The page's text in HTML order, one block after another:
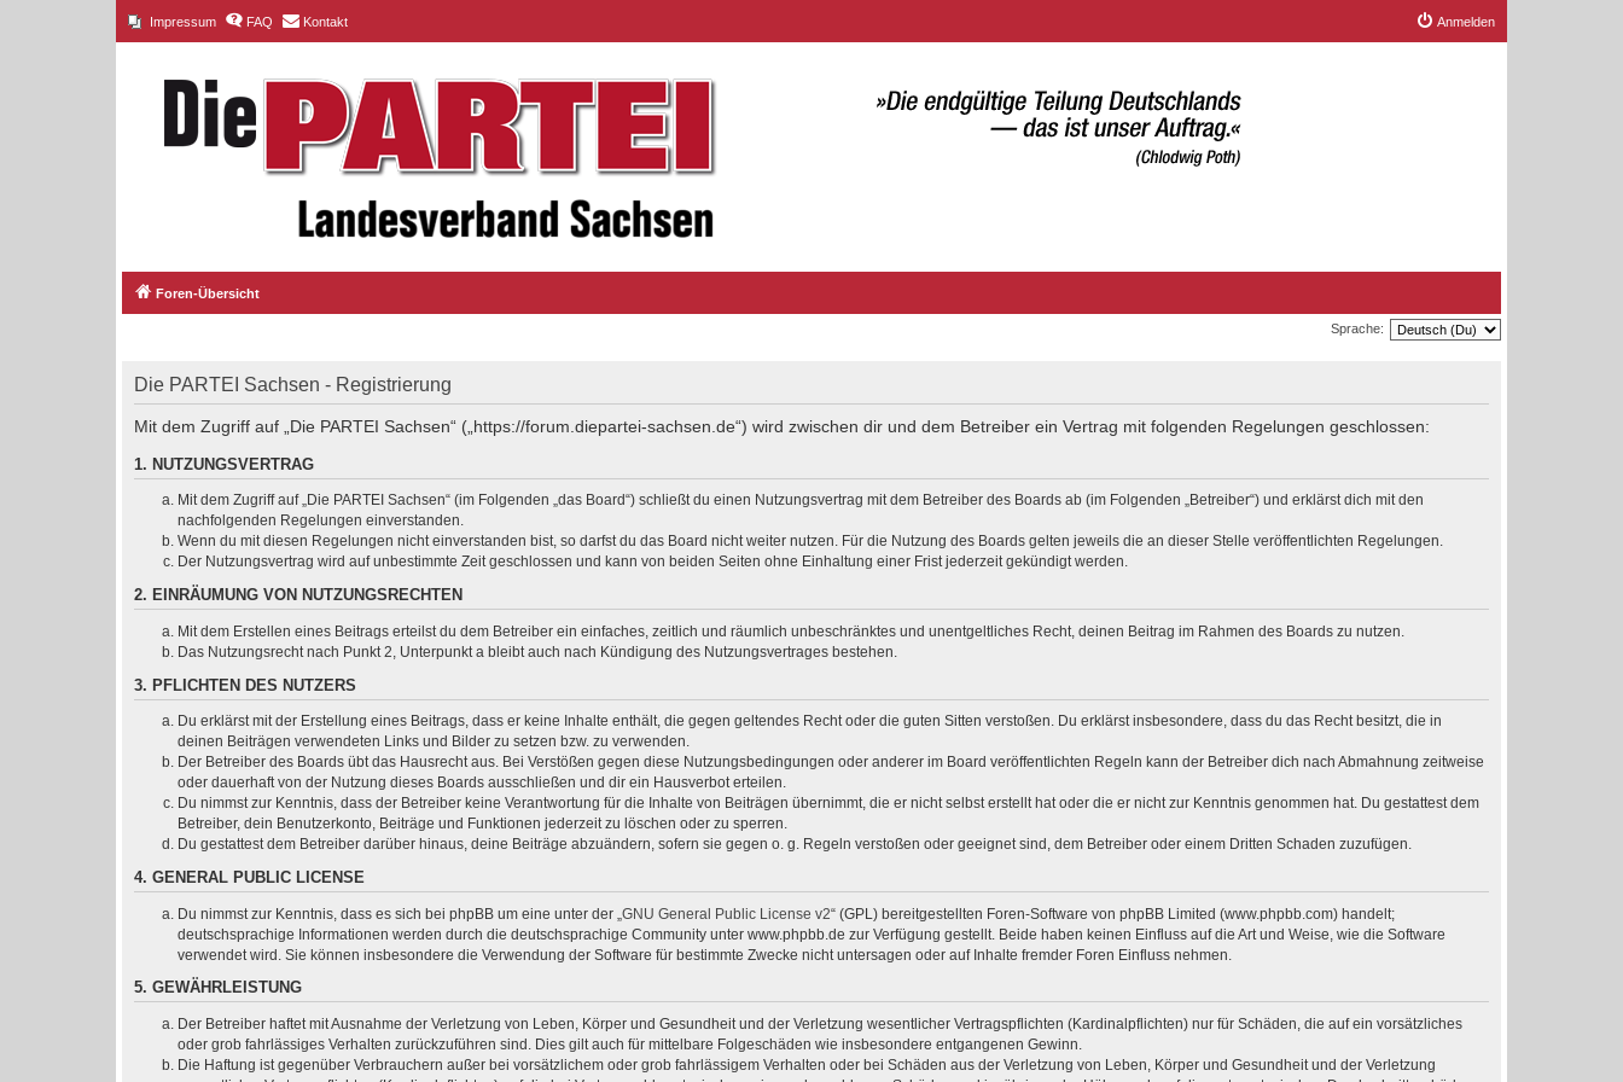
Impressum FAQ Kontakt Anmelden
Foren-Übersicht
Sprache:
Die PARTEI Sachsen - Registrierung
Mit dem Zugriff auf „Die PARTEI Sachsen“ („https://forum.diepartei-sachsen.de“) wird zwischen dir und dem Betreiber ein Vertrag mit folgenden Regelungen geschlossen:
1. NUTZUNGSVERTRAG
Mit dem Zugriff auf „Die PARTEI Sachsen“ (im Folgenden „das Board“) schließt du einen Nutzungsvertrag mit dem Betreiber des Boards ab (im Folgenden „Betreiber“) und erklärst dich mit den
nachfolgenden Regelungen einverstanden.
Wenn du mit diesen Regelungen nicht einverstanden bist, so darfst du das Board nicht weiter nutzen. Für die Nutzung des Boards gelten jeweils die an dieser Stelle veröffentlichten Regelungen.
Der Nutzungsvertrag wird auf unbestimmte Zeit geschlossen und kann von beiden Seiten ohne Einhaltung einer Frist jederzeit gekündigt werden.
2. EINRÄUMUNG VON NUTZUNGSRECHTEN
Mit dem Erstellen eines Beitrags erteilst du dem Betreiber ein einfaches, zeitlich und räumlich unbeschränktes und unentgeltliches Recht, deinen Beitrag im Rahmen des Boards zu nutzen.
Das Nutzungsrecht nach Punkt 2, Unterpunkt a bleibt auch nach Kündigung des Nutzungsvertrages bestehen.
3. PFLICHTEN DES NUTZERS
Du erklärst mit der Erstellung eines Beitrags, dass er keine Inhalte enthält, die gegen geltendes Recht oder die guten Sitten verstoßen. Du erklärst insbesondere, dass du das Recht besitzt, die in
deinen Beiträgen verwendeten Links und Bilder zu setzen bzw. zu verwenden.
Der Betreiber des Boards übt das Hausrecht aus. Bei Verstößen gegen diese Nutzungsbedingungen oder anderer im Board veröffentlichten Regeln kann der Betreiber dich nach Abmahnung zeitweise
oder dauerhaft von der Nutzung dieses Boards ausschließen und dir ein Hausverbot erteilen.
Du nimmst zur Kenntnis, dass der Betreiber keine Verantwortung für die Inhalte von Beiträgen übernimmt, die er nicht selbst erstellt hat oder die er nicht zur Kenntnis genommen hat. Du gestattest dem
Betreiber, dein Benutzerkonto, Beiträge und Funktionen jederzeit zu löschen oder zu sperren.
Du gestattest dem Betreiber darüber hinaus, deine Beiträge abzuändern, sofern sie gegen o. g. Regeln verstoßen oder geeignet sind, dem Betreiber oder einem Dritten Schaden zuzufügen.
4. GENERAL PUBLIC LICENSE
Du nimmst zur Kenntnis, dass es sich bei phpBB um eine unter der „ GNU General Public License v2“ (GPL) bereitgestellten Foren-Software von phpBB Limited (www.phpbb.com) handelt;
deutschsprachige Informationen werden durch die deutschsprachige Community unter www.phpbb.de zur Verfügung gestellt. Beide haben keinen Einfluss auf die Art und Weise, wie die Software
verwendet wird. Sie können insbesondere die Verwendung der Software für bestimmte Zwecke nicht untersagen oder auf Inhalte fremder Foren Einfluss nehmen.
5. GEWÄHRLEISTUNG
Der Betreiber haftet mit Ausnahme der Verletzung von Leben, Körper und Gesundheit und der Verletzung wesentlicher Vertragspflichten (Kardinalpflichten) nur für Schäden, die auf ein vorsätzliches
oder grob fahrlässiges Verhalten zurückzuführen sind. Dies gilt auch für mittelbare Folgeschäden wie insbesondere entgangenen Gewinn.
Die Haftung ist gegenüber Verbrauchern außer bei vorsätzlichem oder grob fahrlässigem Verhalten oder bei Schäden aus der Verletzung von Leben, Körper und Gesundheit und der Verletzung